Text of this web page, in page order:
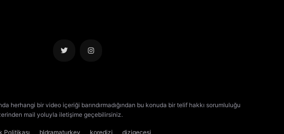
herhangi bir video içeriği barındırmadığından bu konuda bir telif hakkı sorumluluğu
mail yoluyla iletişime geçebilirsiniz.
Politikası bldramaturkey koredizi dizigecesi